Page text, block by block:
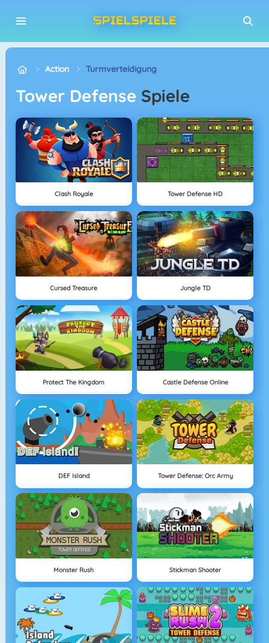
Action Turmverteidigung
Tower Defense Spiele
Clash Royale Tower Defense HD
Cursed Treasure Jungle TD
Protect The Kingdom Castle Defense Online
DEF Island Tower Defense: Orc Army
Monster Rush Stickman Shooter